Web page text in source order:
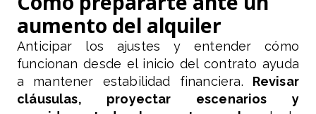
aumento del alquiler
Anticipar los ajustes y entender cómo
funcionan desde el inicio del contrato ayuda
a mantener estabilidad financiera. Revisar
cláusulas, proyectar escenarios y